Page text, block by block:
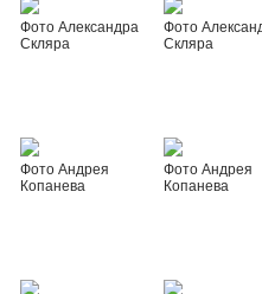
Фото Александра
Скляра
Фото
Скляра
Фото Андрея
Копанева
Фото Андрея
Копанева